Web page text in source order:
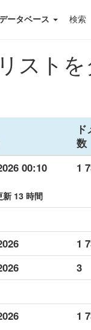
ータベース 検索
スト
数
00:10
新 13 時間
1
1
3
1